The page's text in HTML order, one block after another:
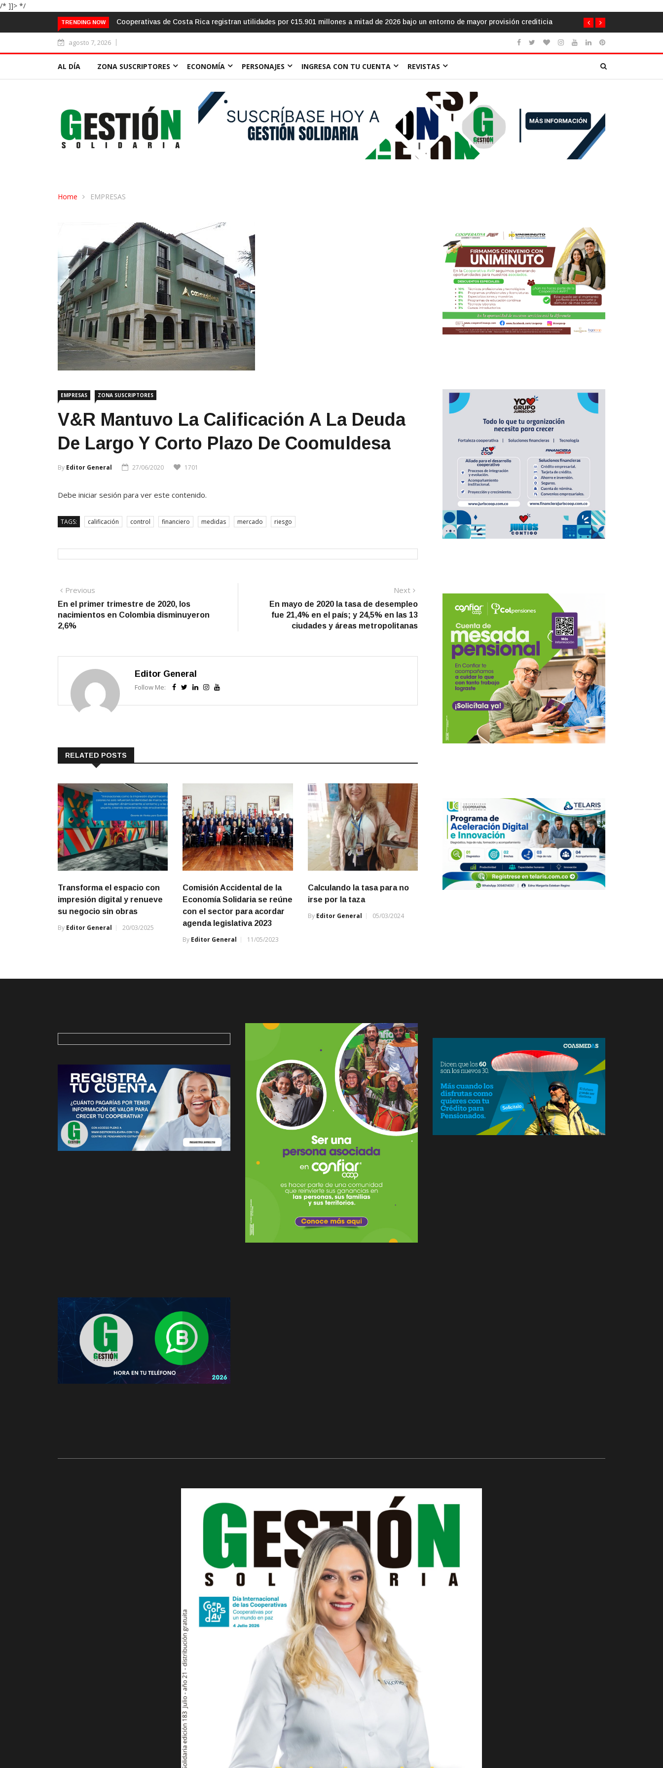
/* ]]> */
TRENDING NOW
de 2026 bajo un entorno de mayor provisión crediticiaEl aula frente al «sálvese quien pueda»: la urgencia de humanizar la escuela a través de la cooperación
agosto 7, 2026
AL DÍA ZONA SUSCRIPTORES ECONOMÍA PERSONAJES INGRESA CON TU CUENTA REVISTAS
Home EMPRESAS
EMPRESAS ZONA SUSCRIPTORES
V&R Mantuvo La Calificación A La Deuda
De Largo Y Corto Plazo De Coomuldesa
By Editor General 27/06/2020 1701
Debe iniciar sesión para ver este contenido.
TAGS: calificación control financiero medidas mercado riesgo
Navegación
de
entradas
Previous
post:
En el primer trimestre de 2020, los
nacimientos en Colombia disminuyeron
2,6%
Next
post:
En mayo de 2020 la tasa de desempleo
fue 21,4% en el país; y 24,5% en las 13
ciudades y áreas metropolitanas
Editor General
Follow Me:
RELATED POSTS
Transforma el espacio con
impresión digital y renueve
su negocio sin obras
By Editor General 20/03/2025
Comisión Accidental de la
Economía Solidaria se reúne
con el sector para acordar
agenda legislativa 2023
By Editor General 11/05/2023
Calculando la tasa para no
irse por la taza
By Editor General 05/03/2024